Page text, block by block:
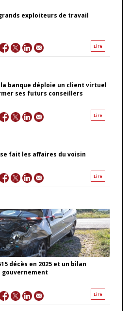
exploiteurs de travail
Lire
la banque déploie un client virtuel
ses futurs conseillers
Lire
fait les affaires du voisin
Lire
décès en 2025 et un bilan
gouvernement
Lire